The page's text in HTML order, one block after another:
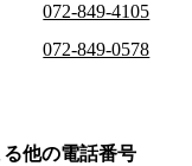
072-849-4105
072-849-0578
他の電話番号